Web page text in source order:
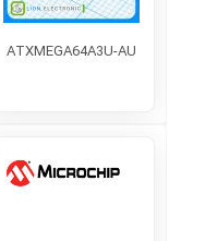
ATXMEGA64A3U-AU